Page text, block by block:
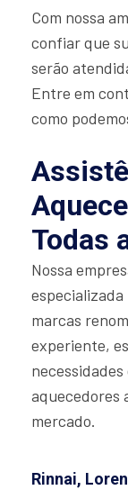
Com nossa
confiar que
serão
Entre em
como
Todas
Nossa
especializada
marcas
experiente,
aquecedores
mercado.
Rinnai,